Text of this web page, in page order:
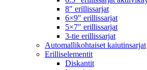
8″ erillissarjat
6×9″ erillissarjat
5×7″ erillissarjat
3-tie erillissarjat
Automallikohtaiset kaiutinsarjat
Erilliselementit
Diskantit